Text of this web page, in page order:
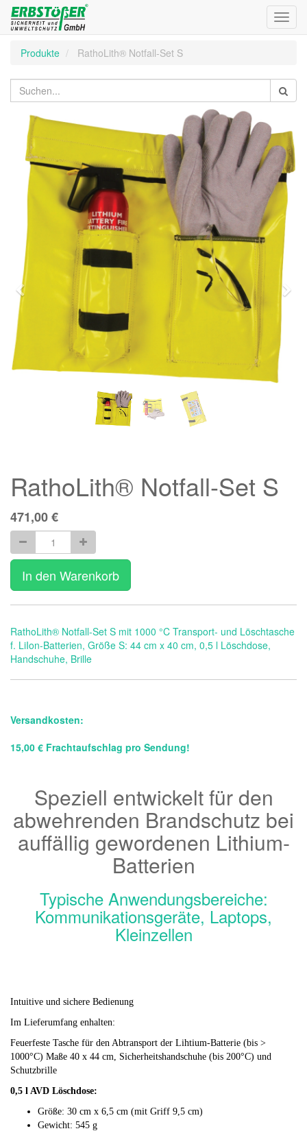
Produkte
RathoLith® Notfall-Set S
Zurück
RathoLith® Notfall-Set S
471,00€
In den Warenkorb
RathoLith® Notfall-Set S mit 1000 °C Transport‐ und Löschtasche
f. LiIon-Batterien, Größe S: 44 cm x 40 cm, 0,5 l Löschdose,
Handschuhe, Brille
Versandkosten:
15,00 € Frachtaufschlag pro Sendung!
Speziell entwickelt für den
abwehrenden Brandschutz bei
auffällig gewordenen Lithium-
Batterien
Typische Anwendungsbereiche:
Kommunikationsgeräte, Laptops,
Kleinzellen
Intuitive und sichere Bedienung
Im Lieferumfang enhalten:
Feuerfeste Tasche für den Abtransport der Lihtium-Batterie (bis >
1000°C) Maße 40 x 44 cm, Sicherheitshandschuhe (bis 200°C) und
Schutzbrille
0,5 l AVD Löschdose:
Größe: 30 cm x 6,5 cm (mit Griff 9,5 cm)
Gewicht: 545 g